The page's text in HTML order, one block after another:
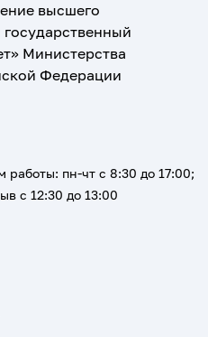
высшего
Министерства
Федерации
работы: пн-чт с 8:30 до 17:00;
с 12:30 до 13:00